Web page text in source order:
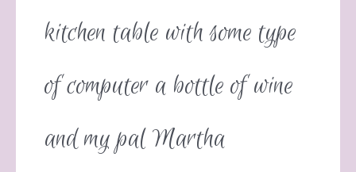
kitchen table with some type
of computer a bottle of wine
and my pal Martha